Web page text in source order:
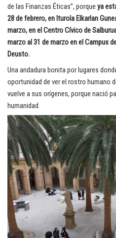
de las Finanzas Éticas”, porque ya
28 de febrero, en Iturola Elkarlan
marzo, en el Centro Cívico de
marzo al 31 de marzo en el Campus
Deusto.
Una andadura bonita por lugares
oportunidad de ver el rostro humano
vuelve a sus orígenes, porque nació
humanidad.